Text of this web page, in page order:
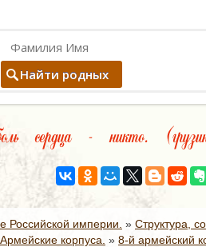
Найти родных
сердца - никто.
Российской империи. » Структура,
Армейские корпуса. » 8-й армейский